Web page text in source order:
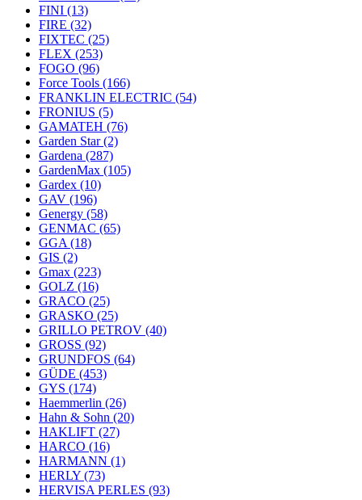
FINI (13)
FIRE (32)
FIXTEC (25)
FLEX (253)
FOGO (96)
Force Tools (166)
FRANKLIN ELECTRIC (54)
FRONIUS (5)
GAMATEH (76)
Garden Star(2)
Gardena (287)
GardenMax (105)
Gardex (10)
GAV (196)
Genergy (58)
GENMAC (65)
GGA (18)
GIS (2)
Gmax (223)
GOLZ (16)
GRACO (25)
GRASKO (25)
GRILLO PETROV (40)
GROSS (92)
GRUNDFOS (64)
GÜDE (453)
GYS (174)
Haemmerlin (26)
Hahn & Sohn (20)
HAKLIFT (27)
HARCO (16)
HARMANN (1)
HERLY (73)
HERVISA PERLES (93)